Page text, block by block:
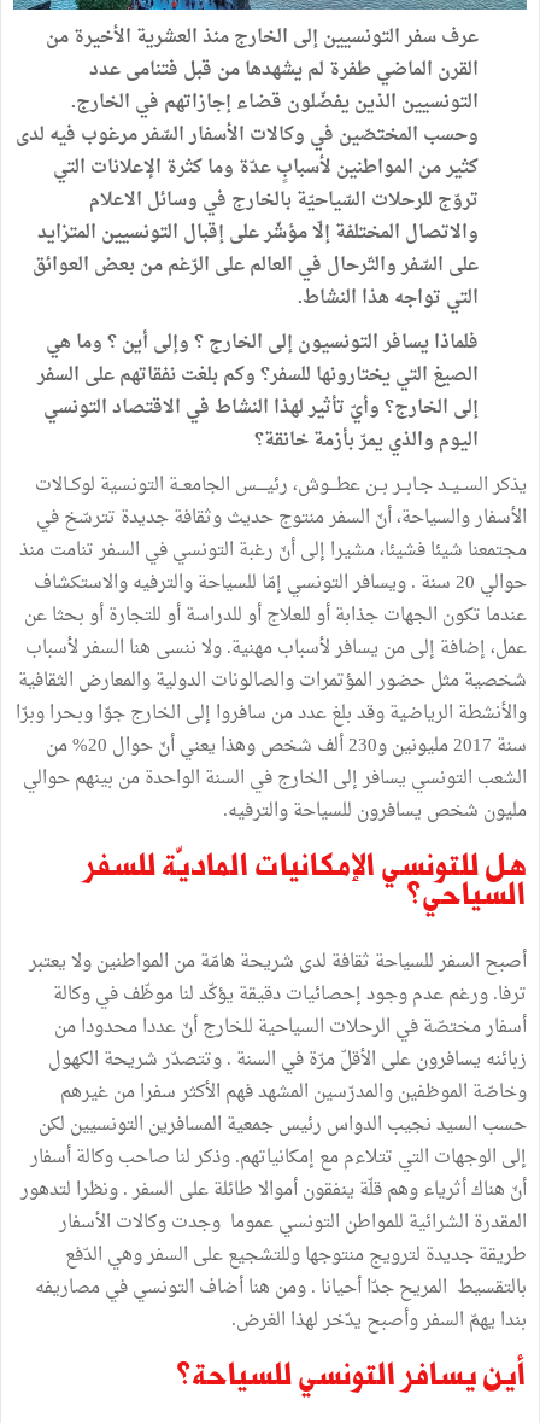
عرف سفر التونسيين إلى الخارج منذ العشرية الأخيرة من
القرن الماضي طفرة لم يشهدها من قبل فتنامى عدد
التونسيين الذين يفضّلون قضاء إجازاتهم في الخارج.
وحسب المختصّين في وكالات الأسفار السّفر مرغوب فيه لدى
كثير من المواطنين لأسبابٍ عدّة وما كثرة الإعلانات التي
تروّج للرحلات السّياحيّة بالخارج في وسائل الاعلام
والاتصال المختلفة إلّا مؤشّر على إقبال التونسيين المتزايد
على السّفر والتّرحال في العالم على الرّغم من بعض العوائق
التي تواجه هذا النشاط.
فلماذا يسافر التونسيون إلى الخارج ؟ وإلى أين ؟ وما هي
الصيغ التي يختارونها للسفر؟ وكم بلغت نفقاتهم على السفر
إلى الخارج؟ وأيّ تأثير لهذا النشاط في الاقتصاد التونسي
اليوم والذي يمرّ بأزمة خانقة؟
يذكر الســيــد جـابــر بــن عطـــوش، رئيــــس الجامعــة التونسية لوكــالات
الأسفار والسياحة، أنّ السفر منتوج حديث وثقافة جديدة تترسّخ في
مجتمعنا شيئا فشيئا، مشيرا إلى أنّ رغبة التونسي في السفر تنامت منذ
حوالي 20 سنة . ويسافر التونسي إمّا للسياحة والترفيه والاستكشاف
عندما تكون الجهات جذابة أو للعلاج أو للدراسة أو للتجارة أو بحثا عن
عمل، إضافة إلى من يسافر لأسباب مهنية. ولا ننسى هنا السفر لأسباب
شخصية مثل حضور المؤتمرات والصالونات الدولية والمعارض الثقافية
والأنشطة الرياضية وقد بلغ عدد من سافروا إلى الخارج جوّا وبحرا وبرّا
سنة 2017 مليونين و230 ألف شخص وهذا يعني أنّ حوال 20% من
الشعب التونسي يسافر إلى الخارج في السنة الواحدة من بينهم حوالي
مليون شخص يسافرون للسياحة والترفيه.
هل للتونسي الإمكانيات الماديّة للسفر
السياحي؟
أصبح السفر للسياحة ثقافة لدى شريحة هامّة من المواطنين ولا يعتبر
ترفا. ورغم عدم وجود إحصائيات دقيقة يؤكّد لنا موظّف في وكالة
أسفار مختصّة في الرحلات السياحية للخارج أنّ عددا محدودا من
زبائنه يسافرون على الأقلّ مرّة في السنة . وتتصدّر شريحة الكهول
وخاصّة الموظفين والمدرّسين المشهد فهم الأكثر سفرا من غيرهم
حسب السيد نجيب الدواس رئيس جمعية المسافرين التونسيين لكن
إلى الوجهات التي تتلاءم مع إمكانياتهم. وذكر لنا صاحب وكالة أسفار
أنّ هناك أثرياء وهم قلّة ينفقون أموالا طائلة على السفر . ونظرا لتدهور
المقدرة الشرائية للمواطن التونسي عموما وجدت وكالات الأسفار
طريقة جديدة لترويج منتوجها وللتشجيع على السفر وهي الدّفع
بالتقسيط المريح جدّا أحيانا . ومن هنا أضاف التونسي في مصاريفه
بندا يهمّ السفر وأصبح يدّخر لهذا الغرض.
أين يسافر التونسي للسياحة؟